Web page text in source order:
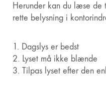
Herunder kan du læse de
rette belysning i
1. Dagslys er bedst
2. Lyset må ikke blænde
3. Tilpas lyset efter den